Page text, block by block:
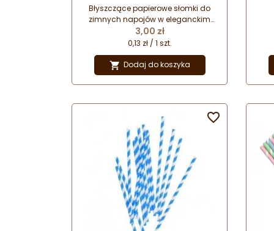
Błyszczące papierowe słomki do
zimnych napojów w eleganckim
złotym kolorze. Idealne do
serwowania napojów na imprezach
Cena
3,00 zł
0,13 zł / 1 szt.
 Dodaj do koszyka
